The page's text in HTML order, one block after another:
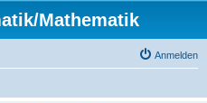
Mathematik
Anmelden